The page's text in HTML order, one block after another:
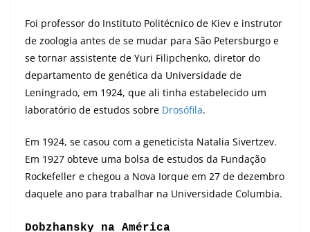
Foi professor do Instituto Politécnico de Kiev e instrutor
de zoologia antes de se mudar para São Petersburgo e
se tornar assistente de Yuri Filipchenko, diretor do
departamento de genética da Universidade de
Leningrado, em 1924, que ali tinha estabelecido um
laboratório de estudos sobre Drosófila.
Em 1924, se casou com a geneticista Natalia Sivertzev.
Em 1927 obteve uma bolsa de estudos da Fundação
Rockefeller e chegou a Nova Iorque em 27 de dezembro
daquele ano para trabalhar na Universidade Columbia.
Dobzhansky na América